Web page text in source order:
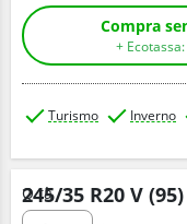
Turismo Inverno
245/35 R20 V (95)
Q.tà